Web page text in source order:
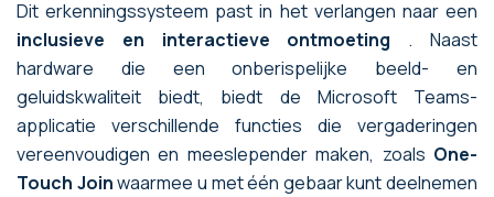
Dit erkenningssysteem past in het verlangen naar een
inclusieve en interactieve ontmoeting . Naast
hardware die een onberispelijke beeld- en
geluidskwaliteit biedt, biedt de Microsoft Teams-
applicatie verschillende functies die vergaderingen
vereenvoudigen en meeslepender maken, zoals One-
Touch Joinwaarmee u met één gebaar kunt deelnemen